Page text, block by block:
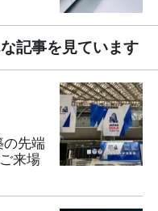
記事を見ています
の先端
来場